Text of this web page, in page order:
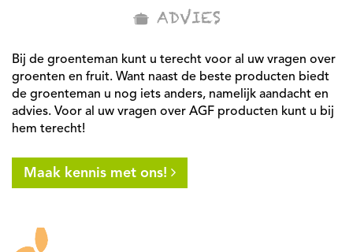
ADVIES
Bij de groenteman kunt u terecht voor al uw vragen over
groenten en fruit. Want naast de beste producten biedt
de groenteman u nog iets anders, namelijk aandacht en
advies. Voor al uw vragen over AGF producten kunt u bij
hem terecht!
Maak kennis met ons!